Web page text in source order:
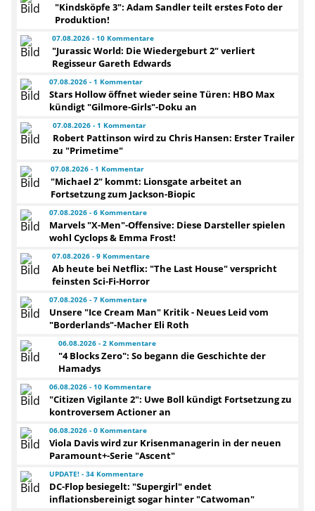
"Kindsköpfe 3": Adam Sandler teilt erstes Foto der
Produktion!
07.08.2026 - 10 Kommentare
"Jurassic World: Die Wiedergeburt 2" verliert
Regisseur Gareth Edwards
07.08.2026 - 1 Kommentar
Stars Hollow öffnet wieder seine Türen: HBO Max
kündigt "Gilmore-Girls"-Doku an
07.08.2026 - 1 Kommentar
Robert Pattinson wird zu Chris Hansen: Erster Trailer
zu "Primetime"
07.08.2026 - 1 Kommentar
"Michael 2" kommt: Lionsgate arbeitet an
Fortsetzung zum Jackson-Biopic
07.08.2026 - 6 Kommentare
Marvels "X-Men"-Offensive: Diese Darsteller spielen
wohl Cyclops & Emma Frost!
07.08.2026 - 9 Kommentare
Ab heute bei Netflix: "The Last House" verspricht
feinsten Sci-Fi-Horror
07.08.2026 - 7 Kommentare
Unsere "Ice Cream Man" Kritik - Neues Leid vom
"Borderlands"-Macher Eli Roth
06.08.2026 - 2 Kommentare
"4 Blocks Zero": So begann die Geschichte der
Hamadys
06.08.2026 - 10 Kommentare
"Citizen Vigilante 2": Uwe Boll kündigt Fortsetzung zu
kontroversem Actioner an
06.08.2026 - 0 Kommentare
Viola Davis wird zur Krisenmanagerin in der neuen
Paramount+-Serie "Ascent"
UPDATE! - 34 Kommentare
DC-Flop besiegelt: "Supergirl" endet
inflationsbereinigt sogar hinter "Catwoman"